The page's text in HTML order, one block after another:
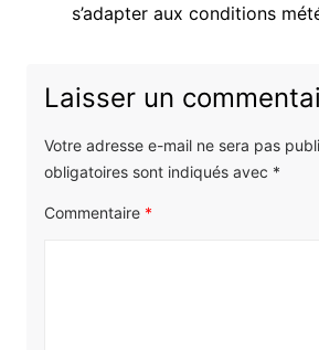
suivants’adapter aux conditions
Laisser un
Votre adresse e-mail ne sera pas
obligatoires sont indiqués avec *
Commentaire *